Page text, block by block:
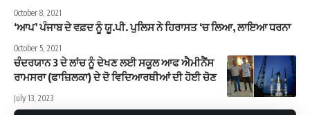
October 8, 2021
‘ਆਪ’ ਪੰਜਾਬ ਦੇ ਵਫ਼ਦ ਨੂੰ ਯੂ.ਪੀ. ਪੁਲਿਸ ਨੇ ਹਿਰਾਸਤ ‘ਚ ਲਿਆ, ਲਾਇਆ ਧਰਨਾ
October 5, 2021
ਚੰਦਰਯਾਨ 3 ਦੇ ਲਾਂਚ ਨੂੰ ਦੇਖਣ ਲਈ ਸਕੂਲ ਆਫ ਐਮੀਨੈਂਸ
ਰਾਮਸਰਾ (ਫਾਜ਼ਿਲਕਾ) ਦੇ ਦੋ ਵਿਦਿਆਰਥੀਆਂ ਦੀ ਹੋਈ ਚੋਣ
July 13, 2023